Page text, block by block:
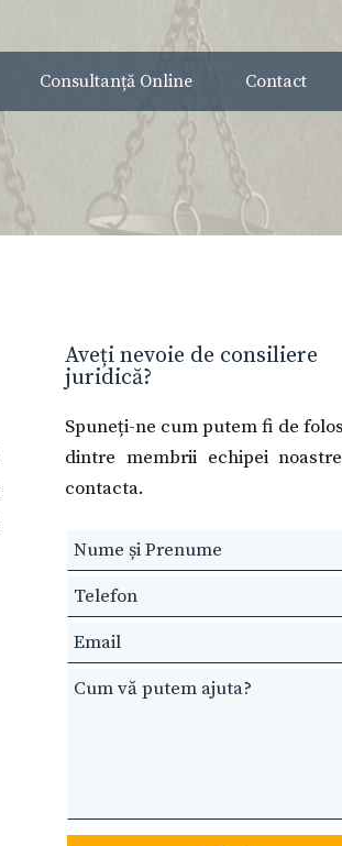
Consultanță Online Contact
Aveți nevoie de consiliere
juridică?
Spuneți-ne cum putem fi de
dintre membrii echipei
contacta.
Leave
this
field
blank